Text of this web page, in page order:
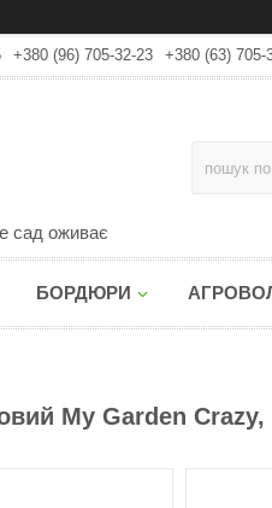
+380 (96) 705-32-23 +380 (63) 705-
сад оживає
БОРДЮРИ
My Garden